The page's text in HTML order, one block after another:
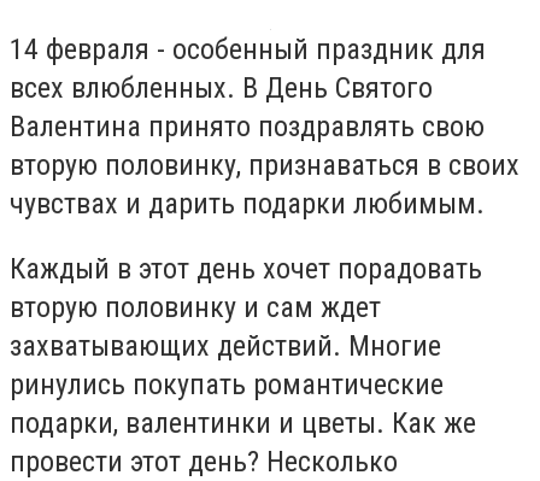
14 февраля - особенный праздник для
всех влюбленных. В День Святого
Валентина принято поздравлять свою
вторую половинку, признаваться в своих
чувствах и дарить подарки любимым.
Каждый в этот день хочет порадовать
вторую половинку и сам ждет
захватывающих действий. Многие
ринулись покупать романтические
подарки, валентинки и цветы. Как же
провести этот день? Несколько